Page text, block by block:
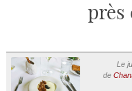
près
Le
de